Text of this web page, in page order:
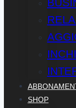
SHOP